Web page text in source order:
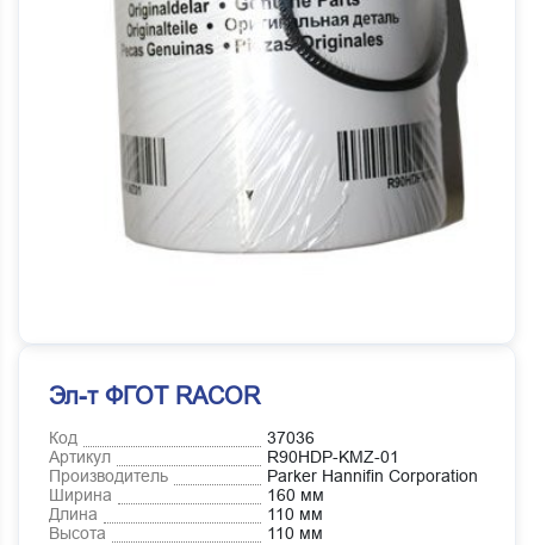
Эл-т ФГОТ RACOR
Код
37036
Артикул
R90HDP-KMZ-01
Производитель
Parker Hannifin Corporation
Ширина
160 мм
Длина
110 мм
Высота
110 мм